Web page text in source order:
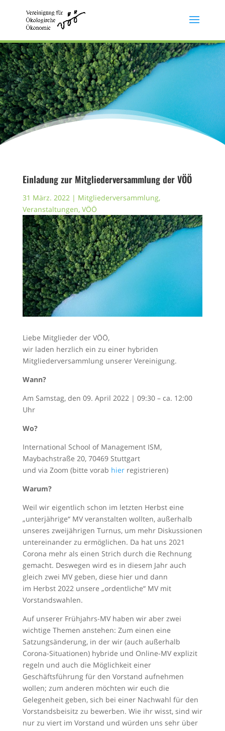
Einladung zur Mitgliederversammlung der VÖÖ
31 März. 2022| Mitgliederversammlung,
Veranstaltungen, VÖÖ
Liebe Mitglieder der VÖÖ,
wir laden herzlich ein zu einer hybriden
Mitgliederversammlung unserer Vereinigung.
Wann?
Am Samstag, den 09. April 2022 | 09:30 – ca. 12:00
Uhr
Wo?
International School of Management ISM,
Maybachstraße 20, 70469 Stuttgart
und via Zoom (bitte vorab hierregistrieren)
Warum?
Weil wir eigentlich schon im letzten Herbst eine
„unterjährige“ MV veranstalten wollten, außerhalb
unseres zweijährigen Turnus, um mehr Diskussionen
untereinander zu ermöglichen. Da hat uns 2021
Corona mehr als einen Strich durch die Rechnung
gemacht. Deswegen wird es in diesem Jahr auch
gleich zwei MV geben, diese hier und dann
im Herbst 2022 unsere „ordentliche“ MV mit
Vorstandswahlen.
Auf unserer Frühjahrs-MV haben wir aber zwei
wichtige Themen anstehen: Zum einen eine
Satzungsänderung, in der wir (auch außerhalb
Corona-Situationen) hybride und Online-MV explizit
regeln und auch die Möglichkeit einer
Geschäftsführung für den Vorstand aufnehmen
wollen; zum anderen möchten wir euch die
Gelegenheit geben, sich bei einer Nachwahl für den
Vorstandsbeisitz zu bewerben. Wie ihr wisst, sind wir
nur zu viert im Vorstand und würden uns sehr über